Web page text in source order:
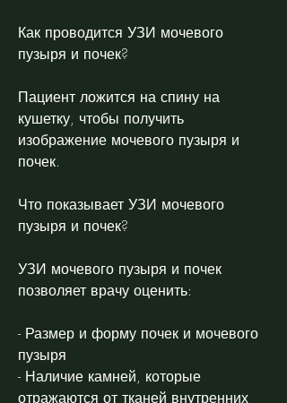
Как проводится УЗИ мочевого
пузыря и почек?
Пациент ложится на спину на
кушетку, чтобы получить
изображение мочевого пузыря и
почек.
Что показывает УЗИ мочевого
пузыря и почек?
УЗИ мочевого пузыря и почек
позволяет врачу оценить:
- Размер и форму почек и мочевого
пузыря
- Наличие камней, которые
отражаются от тканей внутренних